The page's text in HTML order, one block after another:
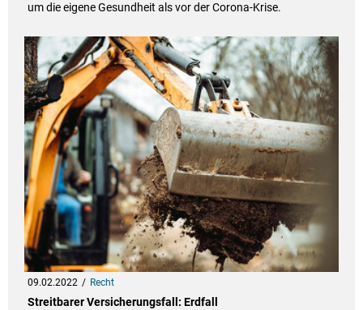
um die eigene Gesundheit als vor der Corona-Krise.
09.02.2022 Recht
Streitbarer Versicherungsfall: Erdfall